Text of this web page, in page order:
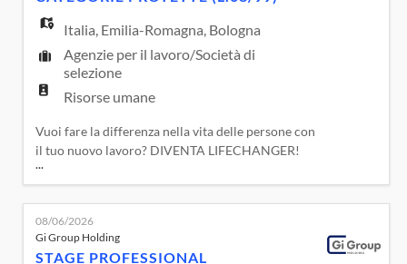
Italia, Emilia-Romagna, Bologna
Agenzie per il lavoro/Società di
selezione
Risorse umane
Vuoi fare la differenza nella vita delle persone con
il tuo nuovo lavoro? DIVENTA LIFECHANGER!
Avrai la possibilità di farlo in una realtà attenta a
promuovere e garantire il Lavoro Sostenibile,
l'Equità, Diversità e Inclusione delle persone con
un'attenzione particolare alla Parità di Genere.
Una realtà che fa dei valori di Cura, Passione,
...
08/06/2026
Gi Group Holding
STAGE PROFESSIONAL